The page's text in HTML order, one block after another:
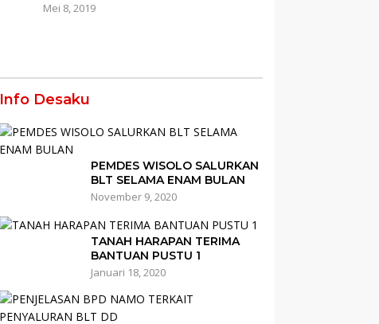
Mei 8, 2019
Info Desaku
PEMDES WISOLO SALURKAN
BLT SELAMA ENAM BULAN
November 9, 2020
TANAH HARAPAN TERIMA
BANTUAN PUSTU 1
Januari 18, 2020